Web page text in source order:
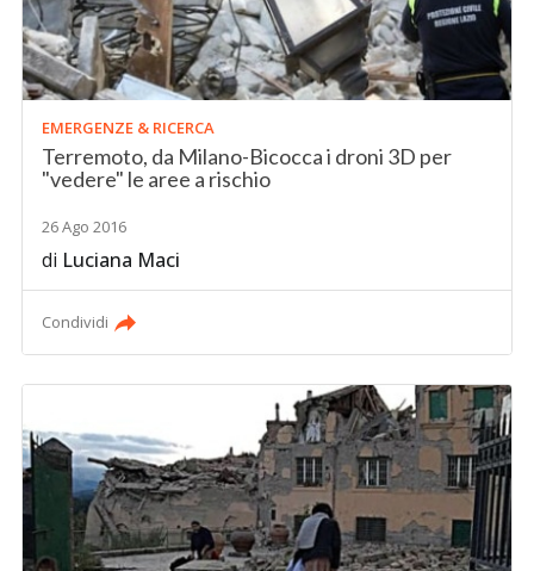
EMERGENZE & RICERCA
Terremoto, da Milano-Bicocca i droni 3D per
"vedere" le aree a rischio
26 Ago 2016
di Luciana Maci
Condividi